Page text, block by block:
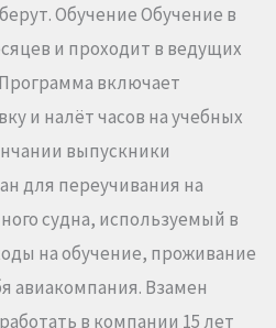
Обучение Обучение в
и проходит в ведущих
включает
и налёт часов на учебных
выпускники
для переучивания на
судна, используемый в
на обучение, проживание
авиакомпания. Взамен
в компании 15 лет